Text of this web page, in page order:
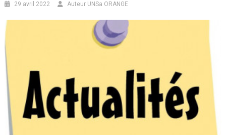
29 avril 2022 Auteur UNSa ORANGE